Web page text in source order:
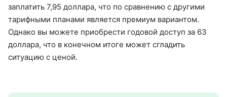
заплатить 7,95 доллара, что по сравнению с другими
тарифными планами является премиум вариантом.
Однако вы можете приобрести годовой доступ за 63
доллара, что в конечном итоге может сгладить
ситуацию с ценой.